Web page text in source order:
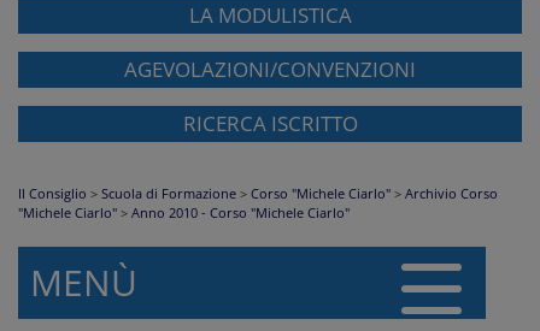
LA MODULISTICA
AGEVOLAZIONI/CONVENZIONI
RICERCA ISCRITTO
Il Consiglio > Scuola di Formazione > Corso "Michele Ciarlo" > Archivio Corso
"Michele Ciarlo" > Anno 2010 - Corso "Michele Ciarlo"
MENÙ